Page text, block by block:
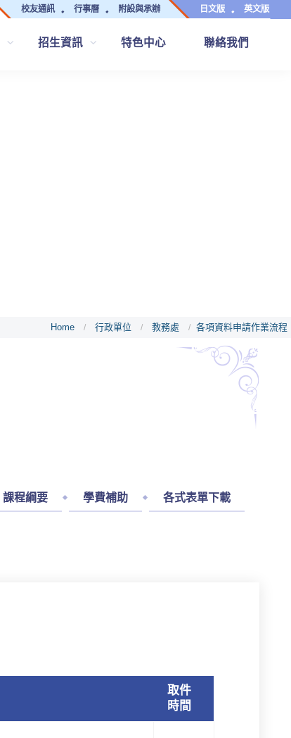
校友通訊 行事曆 附設與承辦 日文版 英文版
招生資訊 特色中心 聯絡我們
Home / 行政單位 / 教務處 / 各項資料申請作業流程
課程綱要 學費補助 各式表單下載
取件
時間